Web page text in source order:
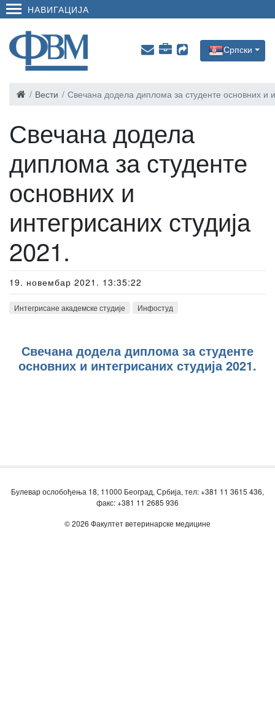
НАВИГАЦИЈА
Српски
Вести Свечана додела диплома за студенте основних и
Свечана додела
диплома за студенте
основних и
интегрисаних студија
2021.
19. новембар 2021. 13:35:22
Интегрисане академске студије Инфостуд
Свечана додела диплома за студенте
основних и интегрисаних студија 2021.
Булевар ослобођења 18, 11000 Београд, Србија, тел: +381 11 3615 436,
факс: +381 11 2685 936
© 2026 Факултет ветеринарске медицине